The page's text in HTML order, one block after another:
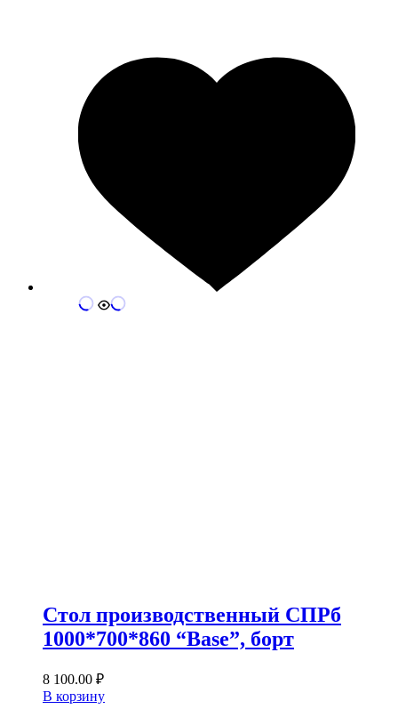
Стол производственный СПРб
1000*700*860 “Base”, борт
8 100.00 ₽
В корзину